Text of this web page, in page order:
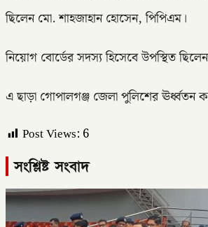
ছিলেন মো. শাহজাহান হোসেন, পিপিএম।
নিয়োগ বোর্ডের সদস্য হিসেবে উপস্থিত
এ ছাড়া গোপালগঞ্জ জেলা পুলিশের ঊর্ধ্বতন
Post Views: 6
সংশ্লিষ্ট সংবাদ